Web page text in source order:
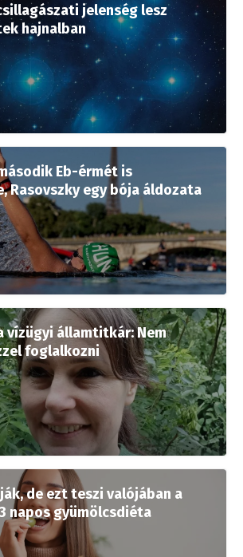
jelenség lesz
hajnalban
Eb-érmét is
Rasovszky egy bója áldozata
vízügyi államtitkár: Nem
foglalkozni
de ezt teszi valójában a
napos gyümölcsdiéta